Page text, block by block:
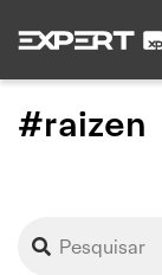
#raizen